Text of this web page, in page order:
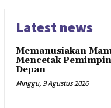
Latest news
Memanusiakan
Mencetak
Depan
Minggu, 9 Agustus 2026